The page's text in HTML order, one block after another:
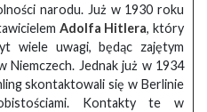
narodu. Już w 1930 roku
Adolfa Hitlera, który
wiele uwagi, będąc zajętym
Niemczech. Jednak już w 1934
skontaktowali się w Berlinie
Kontakty te w